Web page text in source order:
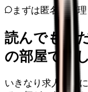
まずは匿名で整理
読んでもま
の部屋で少
いきなり求人相談